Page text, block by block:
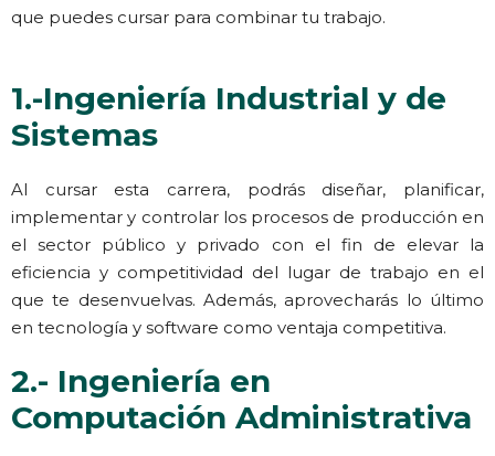
que puedes cursar para combinar tu trabajo.
1.-Ingeniería Industrial y de
Sistemas
Al cursar esta carrera, podrás diseñar, planificar,
implementar y controlar los procesos de producción en
el sector público y privado con el fin de elevar la
eficiencia y competitividad del lugar de trabajo en el
que te desenvuelvas. Además, aprovecharás lo último
en tecnología y software como ventaja competitiva.
2.- Ingeniería en
Computación Administrativa